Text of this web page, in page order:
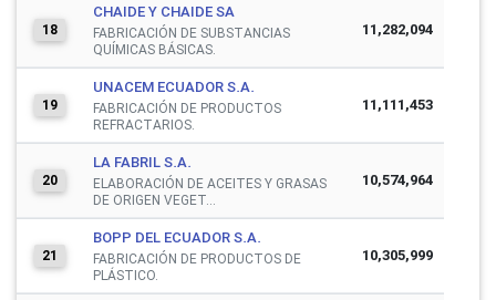
18
CHAIDE Y CHAIDE SA
FABRICACIÓN DE SUBSTANCIAS
QUÍMICAS BÁSICAS.
11,282,094
19
UNACEM ECUADOR S.A.
FABRICACIÓN DE PRODUCTOS
REFRACTARIOS.
11,111,453
20
LA FABRIL S.A.
ELABORACIÓN DE ACEITES Y GRASAS
DE ORIGEN VEGET...
10,574,964
21
BOPP DEL ECUADOR S.A.
FABRICACIÓN DE PRODUCTOS DE
PLÁSTICO.
10,305,999